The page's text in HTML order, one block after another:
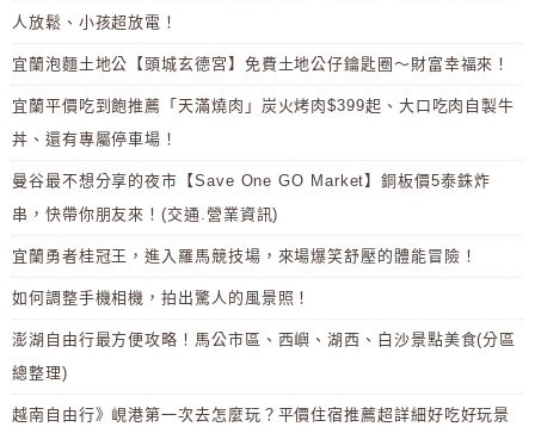
人放鬆、小孩超放電！
宜蘭泡麵土地公【頭城玄德宮】免費土地公仔鑰匙圈～財富幸福來！
宜蘭平價吃到飽推薦「天滿燒肉」炭火烤肉$399起、大口吃肉自製牛
丼、還有專屬停車場！
曼谷最不想分享的夜市【Save One GO Market】銅板價5泰銖炸
串，快帶你朋友來！(交通.營業資訊)
宜蘭勇者桂冠王，進入羅馬競技場，來場爆笑舒壓的體能冒險！
如何調整手機相機，拍出驚人的風景照！
澎湖自由行最方便攻略！馬公市區、西嶼、湖西、白沙景點美食(分區
總整理)
越南自由行》峴港第一次去怎麼玩？平價住宿推薦超詳細好吃好玩景